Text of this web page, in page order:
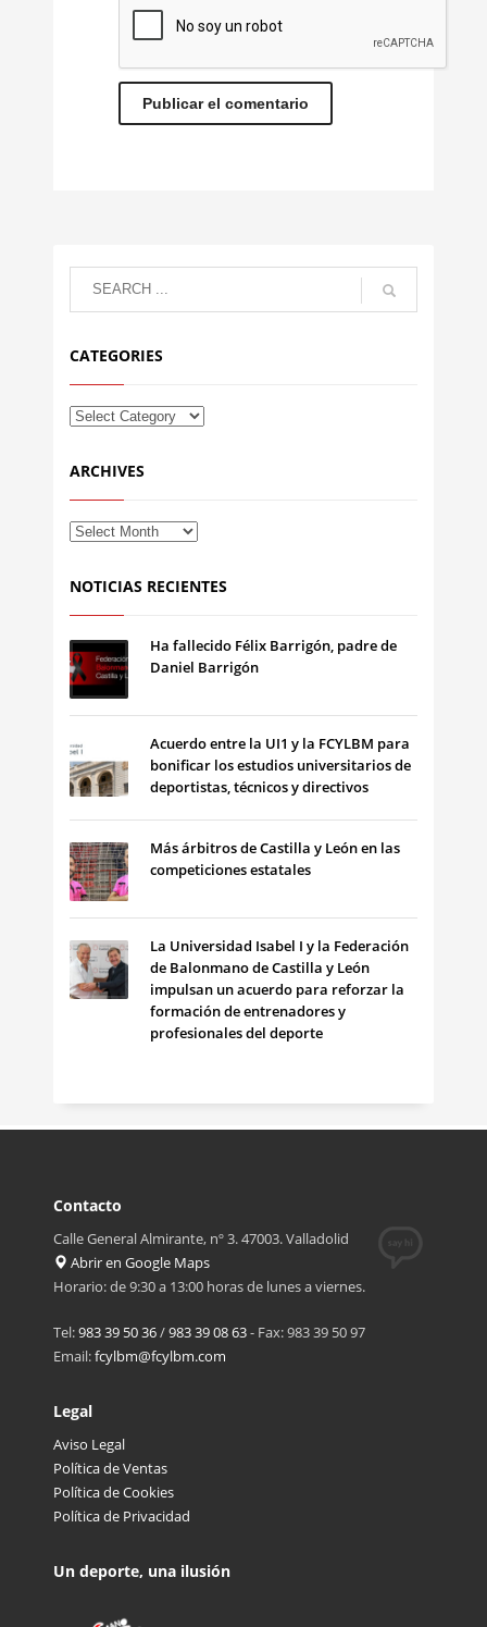
CATEGORIES
ARCHIVES
NOTICIAS RECIENTES
Ha fallecido Félix Barrigón, padre de
Daniel Barrigón
Acuerdo entre la UI1 y la FCYLBM para
bonificar los estudios universitarios de
deportistas, técnicos y directivos
Más árbitros de Castilla y León en las
competiciones estatales
La Universidad Isabel I y la Federación
de Balonmano de Castilla y León
impulsan un acuerdo para reforzar la
formación de entrenadores y
profesionales del deporte
Contacto
Calle General Almirante, nº 3. 47003. Valladolid
Abrir en Google Maps
Horario: de 9:30 a 13:00 horas de lunes a viernes.
Tel:983 39 50 36/983 39 08 63- Fax: 983 39 50 97
Email:fcylbm@fcylbm.com
Legal
Aviso Legal
Política de Ventas
Política de Cookies
Política de Privacidad
Un deporte, una ilusión